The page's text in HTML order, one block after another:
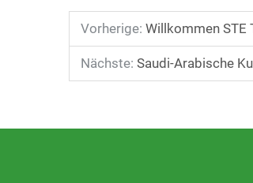
Vorherige: Willkommen STE
Nächste: Saudi-Arabische